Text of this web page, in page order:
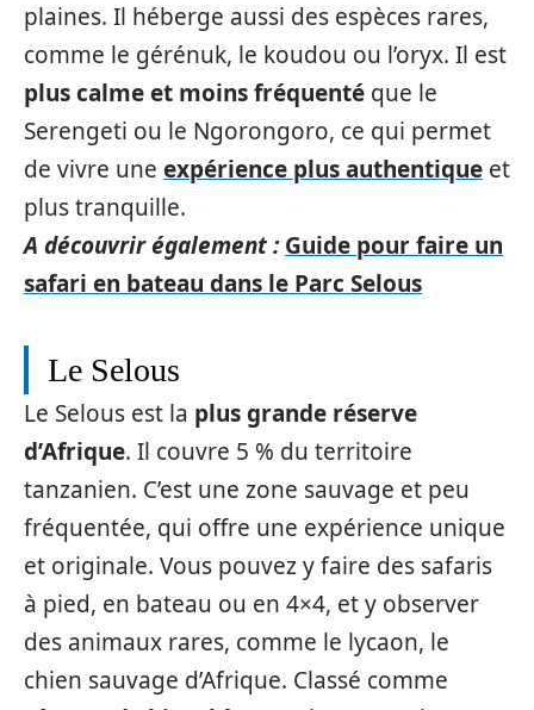
plaines. Il héberge aussi des espèces rares,
comme le gérénuk, le koudou ou l’oryx. Il est
plus calme et moins fréquenté que le
Serengeti ou le Ngorongoro, ce qui permet
de vivre une expérience plus authentique et
plus tranquille.
A découvrir également : Guide pour faire un
safari en bateau dans le Parc Selous
Le Selous
Le Selous est la plus grande réserve
d’Afrique. Il couvre 5 % du territoire
tanzanien. C’est une zone sauvage et peu
fréquentée, qui offre une expérience unique
et originale. Vous pouvez y faire des safaris
à pied, en bateau ou en 4×4, et y observer
des animaux rares, comme le lycaon, le
chien sauvage d’Afrique. Classé comme